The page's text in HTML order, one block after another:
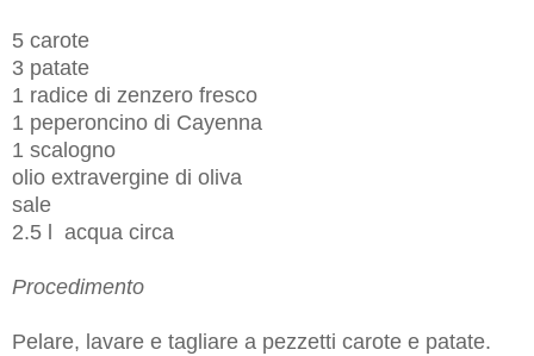
5 carote
3 patate
1 radice di zenzero fresco
1 peperoncino di Cayenna
1 scalogno
olio extravergine di oliva
sale
2.5 l acqua circa
Procedimento
Pelare, lavare e tagliare a pezzetti carote e patate.